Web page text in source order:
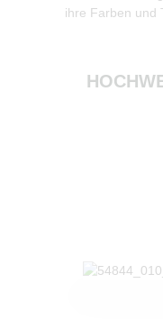
ihre Farben und